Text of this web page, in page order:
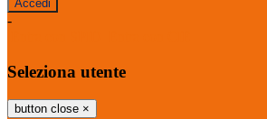
-
Seleziona utente
button close ×